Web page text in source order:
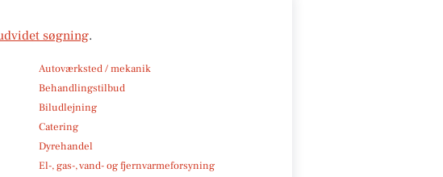
søgning.
Autoværksted / mekanik
Behandlingstilbud
Biludlejning
Catering
Dyrehandel
El-, gas-, vand- og fjernvarmeforsyning